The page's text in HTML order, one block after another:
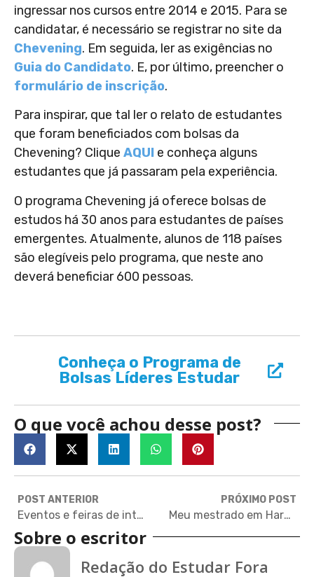
ingressar nos cursos entre 2014 e 2015. Para se
candidatar, é necessário se registrar no site da
Chevening. Em seguida, ler as exigências no
Guia do Candidato. E, por último, preencher o
formulário de inscrição.
Para inspirar, que tal ler o relato de estudantes
que foram beneficiados com bolsas da
Chevening? Clique AQUI e conheça alguns
estudantes que já passaram pela experiência.
O programa Chevening já oferece bolsas de
estudos há 30 anos para estudantes de países
emergentes. Atualmente, alunos de 118 países
são elegíveis pelo programa, que neste ano
deverá beneficiar 600 pessoas.
Conheça o Programa de
Bolsas Líderes Estudar
O que você achou desse post?
POST ANTERIOR
Eventos e feiras de intercâmbio em Setembro
PRÓXIMO POST
Meu mestrado em Harvard: Escolhendo as eletivas
Sobre o escritor
Redação do Estudar Fora